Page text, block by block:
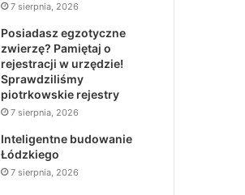
7 sierpnia, 2026
Posiadasz egzotyczne
zwierzę? Pamiętaj o
rejestracji w urzędzie!
Sprawdziliśmy
piotrkowskie rejestry
7 sierpnia, 2026
Inteligentne budowanie
Łódzkiego
7 sierpnia, 2026